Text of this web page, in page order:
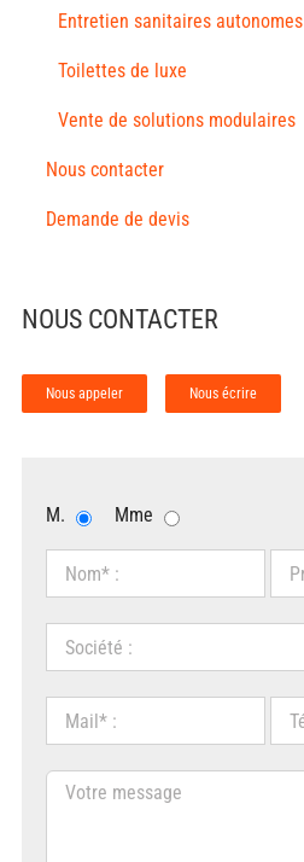
Entretien sanitaires autonomes
Toilettes de luxe
Vente de solutions modulaires
Nous contacter
Demande de devis
NOUS CONTACTER
Nous appeler Nous écrire
M. Mme